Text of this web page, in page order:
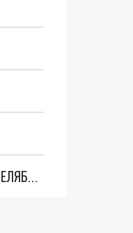
СУД ЗАКРЫЛ ДЛЯ ПРЕССЫ ЗАСЕДАНИЕ ПО ДЕЛУ О СЕМЕЙНОМ НАСИЛИИ В ОТНОШЕНИИ ЧЕЛЯБИНСКОЙ ТОП-МОДЕЛИ